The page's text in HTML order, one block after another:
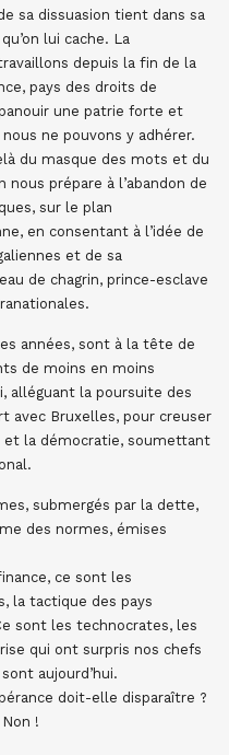
sa dissuasion tient dans sa
lui cache. La
depuis la fin de la
pays des droits de
une patrie forte et
ne pouvons y adhérer.
du masque des mots et du
prépare à l’abandon de
sur le plan
en consentant à l’idée de
et de sa
de chagrin, prince-esclave
années, sont à la tête de
de moins en moins
alléguant la poursuite des
avec Bruxelles, pour creuser
et la démocratie, soumettant
submergés par la dette,
des normes, émises
ce sont les
la tactique des pays
sont les technocrates, les
qui ont surpris nos chefs
aujourd’hui.
doit-elle disparaître ?
!